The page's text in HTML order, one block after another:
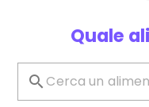
Quale